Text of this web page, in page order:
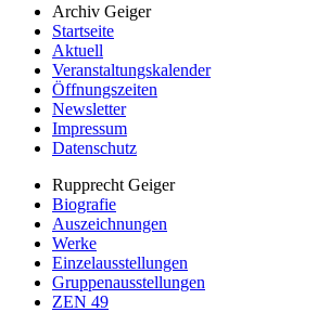
Archiv Geiger
Startseite
Aktuell
Veranstaltungskalender
Öffnungszeiten
Newsletter
Impressum
Datenschutz
Rupprecht Geiger
Biografie
Auszeichnungen
Werke
Einzelausstellungen
Gruppenausstellungen
ZEN 49